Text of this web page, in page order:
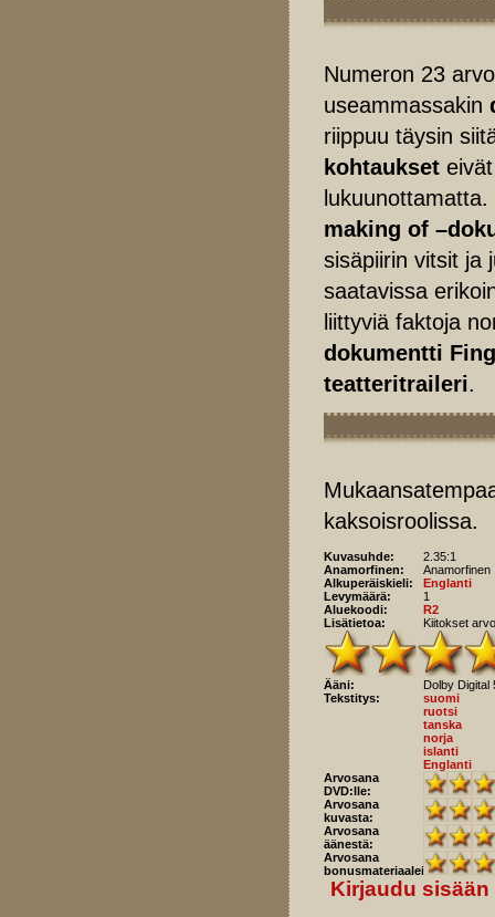
Numeron 23
useammassakin
riippuu täysin
kohtaukset
making of
sisäpiirin vitsit ja
saatavissa
liittyviä faktoja
dokumentti
teatteritraileri.
kaksoisroolissa.
Kuvasuhde:
2.35:1
Anamorfinen:
Anamorfinen
Alkuperäiskieli:
Englanti
Levymäärä:
1
Aluekoodi:
R2
Lisätietoa:
Kiitokset
Ääni:
Dolby Digital
Tekstitys:
suomi
ruotsi
tanska
norja
islanti
Englanti
Arvosana
DVD:lle:
Arvosana
kuvasta:
Arvosana
äänestä:
Arvosana
bonusmateriaaleista:
Kirjaudu sisään